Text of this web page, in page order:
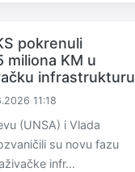
pokrenuli
miliona KM u
infrastrukturu
11:18
(UNSA) i Vlada
su novu fazu
infr...